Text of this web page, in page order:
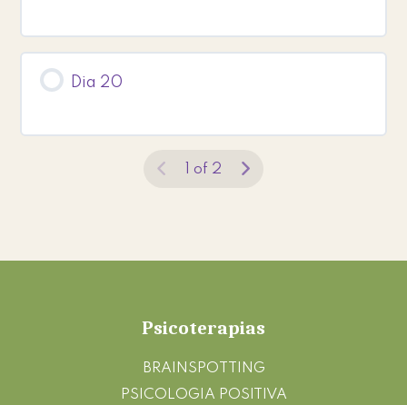
Dia 20
1 of 2
Psicoterapias
BRAINSPOTTING
PSICOLOGIA POSITIVA